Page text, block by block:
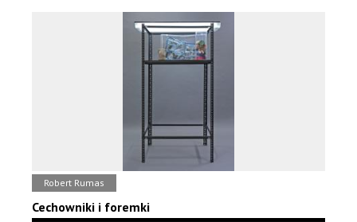
Robert Rumas
Cechowniki i foremki